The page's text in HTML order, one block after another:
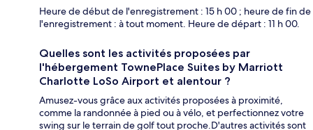
Heure de début de l'enregistrement : 15 h 00 ; heure de fin de
l'enregistrement : à tout moment. Heure de départ : 11 h 00.
Quelles sont les activités proposées par
l'hébergement TownePlace Suites by Marriott
Charlotte LoSo Airport et alentour ?
Amusez-vous grâce aux activités proposées à proximité,
comme la randonnée à pied ou à vélo, et perfectionnez votre
swing sur le terrain de golf tout proche.D'autres activités sont